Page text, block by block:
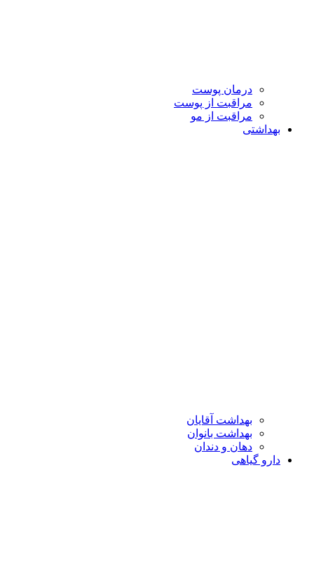
درمان پوست
مراقبت از پوست
مراقبت از مو
بهداشتی
بهداشت آقایان
بهداشت بانوان
دهان و دندان
دارو گیاهی